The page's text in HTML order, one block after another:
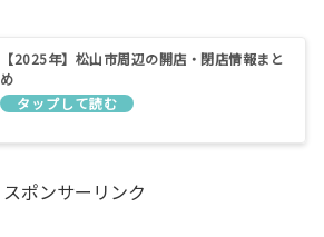
【2025年】松山市周辺の開店・閉店情報まと
め
スポンサーリンク